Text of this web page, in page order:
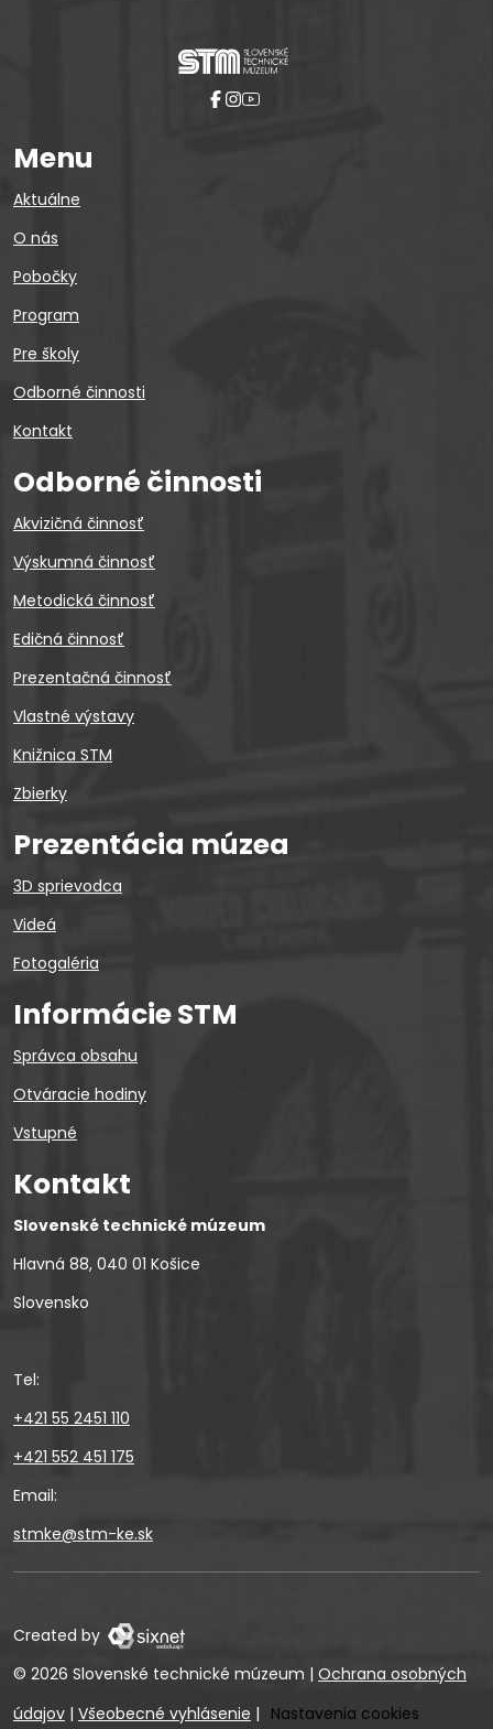
Menu
Aktuálne
O nás
Pobočky
Program
Pre školy
Odborné činnosti
Kontakt
Odborné činnosti
Akvizičná činnosť
Výskumná činnosť
Metodická činnosť
Edičná činnosť
Prezentačná činnosť
Vlastné výstavy
Knižnica STM
Zbierky
Prezentácia múzea
3D sprievodca
Videá
Fotogaléria
Informácie STM
Správca obsahu
Otváracie hodiny
Vstupné
Kontakt
Slovenské technické múzeum
Hlavná 88, 040 01 Košice
Slovensko
Tel:
+421 55 2451 110
+421 552 451 175
Email:
stmke@stm-ke.sk
Created by
© 2026 Slovenské technické múzeum | Ochrana osobných
údajov | Všeobecné vyhlásenie | Nastavenia cookies